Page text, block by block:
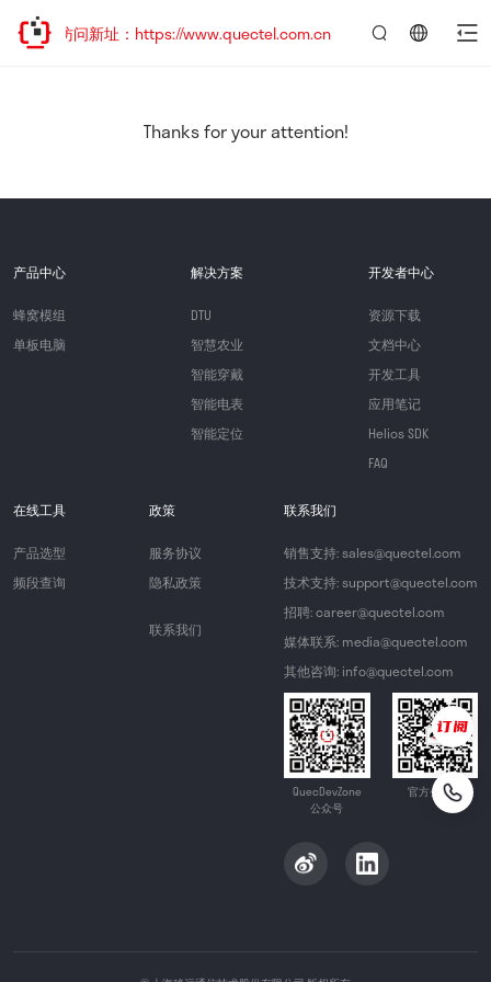
，欢迎访问新址：https://www.quectel.com.cn
Thanks for your attention!
产品中心
蜂窝模组
单板电脑
解决方案
DTU
智慧农业
智能穿戴
智能电表
智能定位
开发者中心
资源下载
文档中心
开发工具
应用笔记
Helios SDK
FAQ
在线工具
产品选型
频段查询
政策
服务协议
隐私政策
联系我们
联系我们
销售支持: sales@quectel.com
技术支持: support@quectel.com
招聘: career@quectel.com
媒体联系: media@quectel.com
其他咨询: info@quectel.com
QuecDevZone
公众号
官方公众号